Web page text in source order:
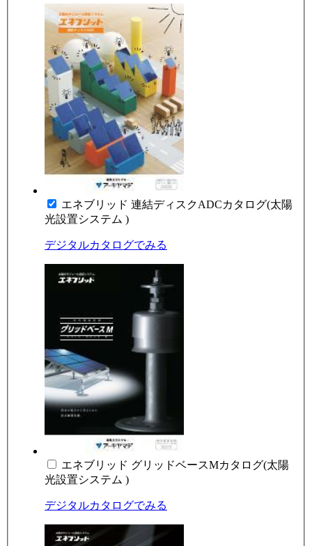
エネブリッド 連結ディスクADCカタログ(太陽
光設置システム )
デジタルカタログでみる
エネブリッド グリッドベースMカタログ(太陽
光設置システム )
デジタルカタログでみる